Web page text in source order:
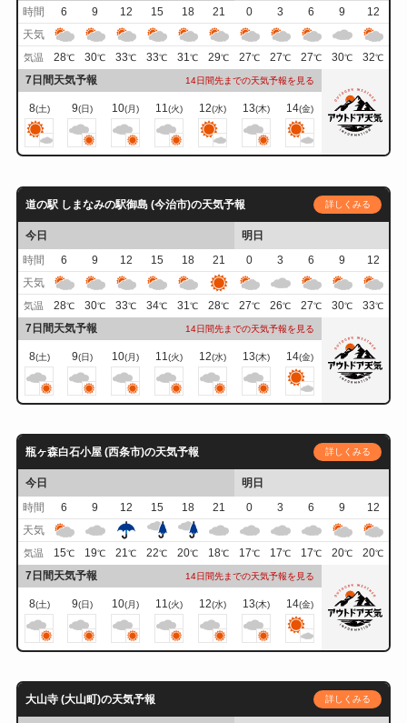
時間
6 9 12 15 18 21 0 3 6 9
12
天気
気温 28℃ 30℃ 33℃ 33℃ 31℃ 29℃ 27℃ 27℃ 27℃ 30℃ 32℃
7日間天気予報 14日間先までの天気予報を見る
8(土) 9(日) 10(月) 11(火) 12(水) 13(木) 14(金)
道の駅 しまなみの駅御島 (今治市)の天気予報 詳しくみる
今日
明日
時間
6 9 12 15 18 21 0 3 6 9
12
天気
気温 28℃ 30℃ 33℃ 34℃ 31℃ 28℃ 27℃ 26℃ 27℃ 30℃ 33℃
7日間天気予報 14日間先までの天気予報を見る
8(土) 9(日) 10(月) 11 (火) 12(水) 13(木) 14(金)
瓶ヶ森白石小屋 (西条市)の天気予報 詳しくみる
今日
明日
時間
6 9 12 15 18 21 0 3 6 9
12
天気
気温 15℃ 19℃ 21℃ 22℃ 20℃ 18℃ 17℃ 17℃ 17℃ 20℃ 20℃
7日間天気予報 14日間先までの天気予報を見る
8(土) 9(日) 10(月) 11(火) 12(水) 13(木) 14(金)
大山寺 (大山町)の天気予報 詳しくみる